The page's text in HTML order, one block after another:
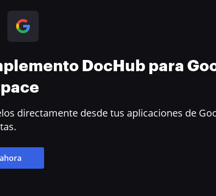
DocHub para
directamente desde tus aplicaciones de